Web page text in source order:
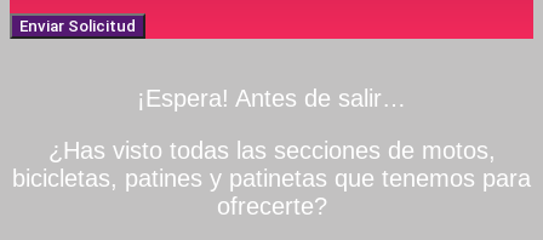
Enviar Solicitud
¡Espera! Antes de salir…
¿Has visto todas las secciones de motos,
bicicletas, patines y patinetas que tenemos para
ofrecerte?